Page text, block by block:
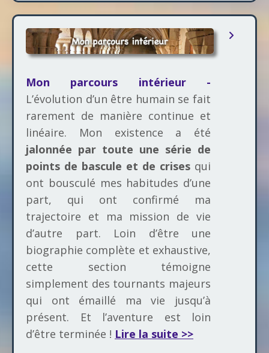
Mon parcours intérieur -
L’évolution d’un être humain se fait
rarement de manière continue et
linéaire. Mon existence a été
jalonnée par toute une série de
points de bascule et de crises qui
ont bousculé mes habitudes d’une
part, qui ont confirmé ma
trajectoire et ma mission de vie
d’autre part. Loin d’être une
biographie complète et exhaustive,
cette section témoigne
simplement des tournants majeurs
qui ont émaillé ma vie jusqu’à
présent. Et l’aventure est loin
d’être terminée ! Lire la suite >>